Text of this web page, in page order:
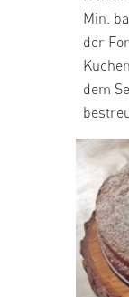
Min.
der
dem